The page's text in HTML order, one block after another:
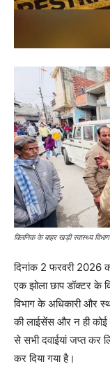
क्लिनिक के बाहर खड़ी स्वास्थ्य
दिनांक 2 फरवरी 2026 को
एक झोला छाप डॉक्टर के
विभाग के अधिकारी और
की लाईसेंस और न ही कोई
से सभी दवाईयां जप्त कर
कर दिया गया है।